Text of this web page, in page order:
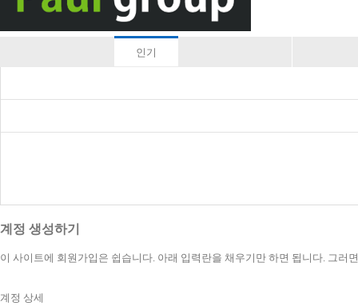
인기
계정 생성하기
이 사이트에 회원가입은 쉽습니다. 아래 입력란을 채우기만 하면 됩니다. 그러
계정 상세